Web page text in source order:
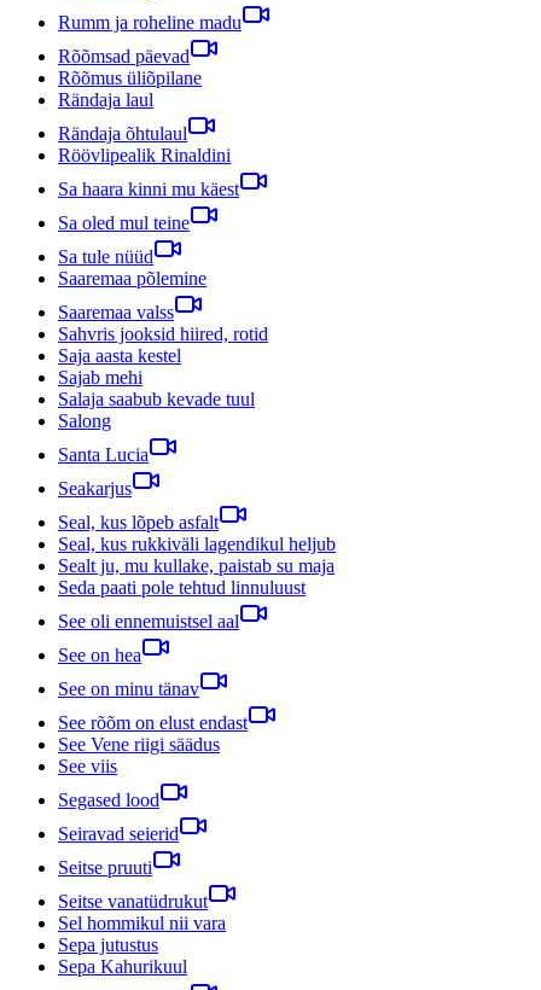
Rumm ja roheline madu
Rõõmsad päevad
Rõõmus üliõpilane
Rändaja laul
Rändaja õhtulaul
Röövlipealik Rinaldini
Sa haara kinni mu käest
Sa oled mul teine
Sa tule nüüd
Saaremaa põlemine
Saaremaa valss
Sahvris jooksid hiired, rotid
Saja aasta kestel
Sajab mehi
Salaja saabub kevade tuul
Salong
Santa Lucia
Seakarjus
Seal, kus lõpeb asfalt
Seal, kus rukkiväli lagendikul heljub
Sealt ju, mu kullake, paistab su maja
Seda paati pole tehtud linnuluust
See oli ennemuistsel aal
See on hea
See on minu tänav
See rõõm on elust endast
See Vene riigi säädus
See viis
Segased lood
Seiravad seierid
Seitse pruuti
Seitse vanatüdrukut
Sel hommikul nii vara
Sepa jutustus
Sepa Kahurikuul